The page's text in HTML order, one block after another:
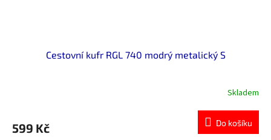
Cestovní kufr RGL 740 modrý metalický S
Skladem
599 Kč Do košíku